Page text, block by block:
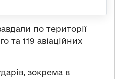
по території
та 119 авіаційних
зокрема в